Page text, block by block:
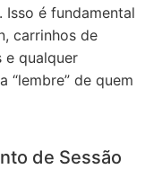
Isso é fundamental
carrinhos de
e qualquer
“lembre” de quem
de Sessão